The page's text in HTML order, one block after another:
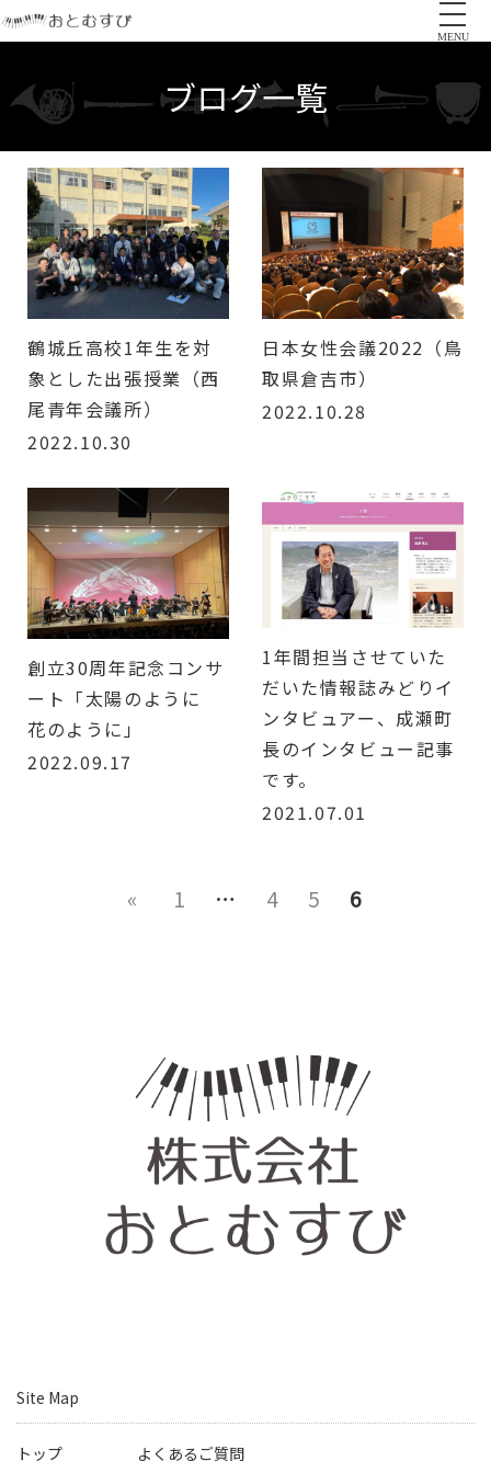
MENU
ブログ一覧
鶴城丘高校1年生を対
象とした出張授業（西
尾青年会議所）
2022.10.30
日本女性会議2022（鳥
取県倉吉市）
2022.10.28
創立30周年記念コンサ
ート「太陽のように
花のように」
2022.09.17
1年間担当させていた
だいた情報誌みどりイ
ンタビュアー、成瀬町
長のインタビュー記事
です。
2021.07.01
« 1 … 4 5 6
Site Map
トップ
よくあるご質問